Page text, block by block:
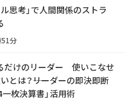
思考」で人間関係のストラ
分
だけのリーダー 使いこなせ
とは？――リーダーの即決即断
枚決算書」活用術